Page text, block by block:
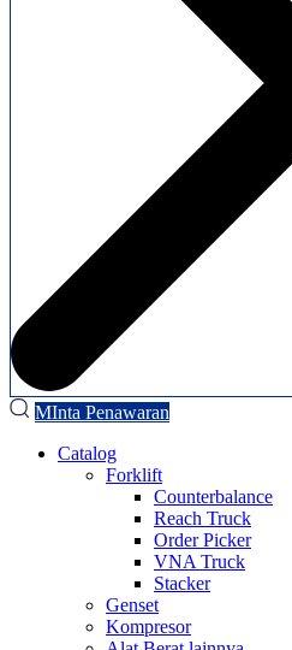
MInta Penawaran
Catalog
Forklift
Counterbalance
Reach Truck
Order Picker
VNA Truck
Stacker
Genset
Kompresor